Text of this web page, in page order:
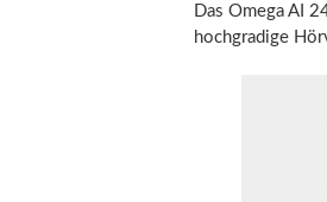
Das Omega AI
hochgradige